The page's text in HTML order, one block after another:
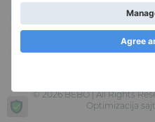
medicinsko pitanje, savetujemo
stručnjakom. Za više informacija o
vezi sa istim, pročitajte našeUslove
kako bi sačuvao korisne informacije
veb-sajta podrazumeva vaš
© 2026 BEBO | All Rights
Optimizacija